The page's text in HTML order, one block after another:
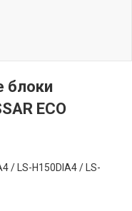
блоки
ECO
/ LS-H150DIA4 / LS-